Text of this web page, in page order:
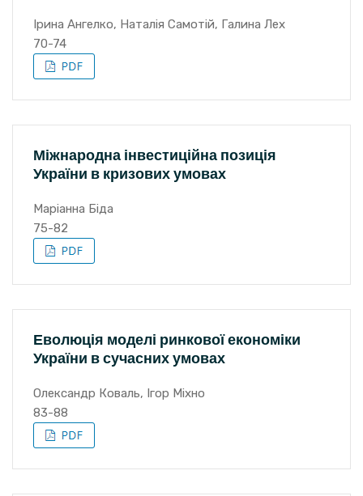
Ірина Ангелко, Наталія Самотій, Галина Лех
70-74
Міжнародна інвестиційна позиція
України в кризових умовах
Маріанна Біда
75-82
Еволюція моделі ринкової економіки
України в сучасних умовах
Олександр Коваль, Ігор Міхно
83-88